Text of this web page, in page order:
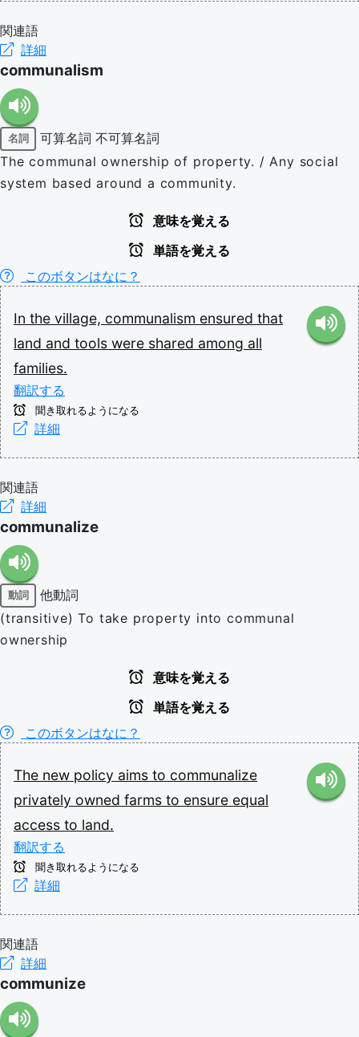
関連語
詳細
communalism
名詞 可算名詞 不可算名詞
The communal ownership of property. / Any social
system based around a community.
意味を覚える
単語を覚える
このボタンはなに？
In the village, communalism ensured that
land and tools were shared among all
families.
翻訳する
聞き取れるようになる
詳細
関連語
詳細
communalize
動詞
他動詞
(transitive) To take property into communal
ownership
意味を覚える
単語を覚える
このボタンはなに？
The new policy aims to communalize
privately owned farms to ensure equal
access to land.
翻訳する
聞き取れるようになる
詳細
関連語
詳細
communize